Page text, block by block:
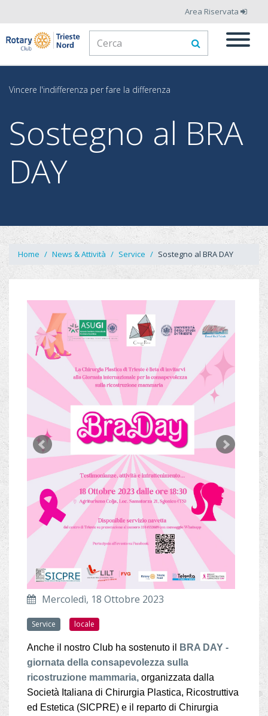
al
contenuto
principale
Area Riservata
Form
di
ricerca
Cerca
Vincere l'indifferenza per fare la differenza
Sostegno al BRA
DAY
Home News & Attività Service Sostegno al BRA DAY
Mercoledì, 18 Ottobre 2023
Service locale
Anche il nostro Club ha sostenuto il
BRA DAY -
giornata della consapevolezza sulla
ricostruzione mammaria, organizzata dalla
Società Italiana di Chirurgia Plastica, Ricostruttiva
ed Estetica (SICPRE) e il reparto di Chirurgia